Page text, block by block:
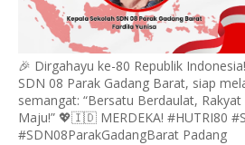
🎉 Dirgahayu ke-80 Republik
SDN 08 Parak Gadang Barat, siap
semangat: “Bersatu Berdaulat,
Maju!” 💖🇮🇩 MERDEKA! #HUTRI80
#SDN08ParakGadangBarat Padang